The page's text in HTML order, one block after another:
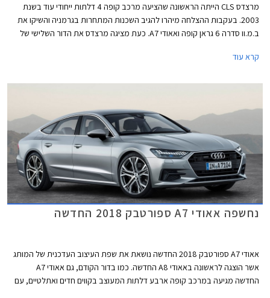
מרצדס CLS הייתה הראשונה שהציעה מרכב קופה 4 דלתות ייחודי עוד בשנת
2003. בעקבות ההצלחה מיהרו להגיב השכנות המתחרות בגרמניה והשיקו את
ב.מ.וו סדרה 6 גראן קופה ואאודי A7. כעת מציגה מרצדס את הדור השלישי של
פגוש אגרסיבי, וגריל גדול שבמרכזו מנצנץ סמל גדול של המותג. מכסה המנוע
האחורי מציג קווים חלקים ונטולי קימורים, עם גג הגולש בהמשכיות אל מכסה תא
קרא עוד
נחשפה אאודי A7 ספורטבק 2018 החדשה
אאודי A7 ספורטבק 2018 החדשה נושאת את שפת העיצוב העדכנית של המותג
אשר הוצגה לראשונה באאודי A8 החדשה. כמו בדור הקודם, גם אאודי A7
החדשה מגיעה במרכב קופה ארבע דלתות המעוצב בקווים חדים ואתלטיים, עם